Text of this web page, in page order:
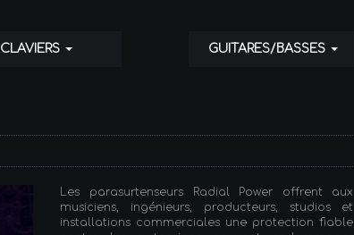
CLAVIERS GUITARES/BASSES
Les parasurtenseurs Radial Power offrent aux
musiciens, ingénieurs, producteurs, studios et
installations commerciales une protection fiable